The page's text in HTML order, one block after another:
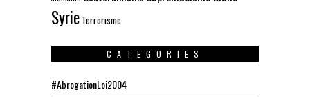
Syrie Terrorisme
CATEGORIES
#AbrogationLoi2004